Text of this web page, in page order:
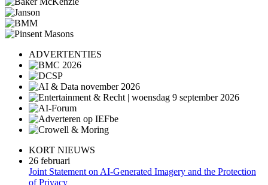
ADVERTENTIES
KORT NIEUWS
26 februari
Joint Statement on AI-Generated Imagery and the Protection
of Privacy